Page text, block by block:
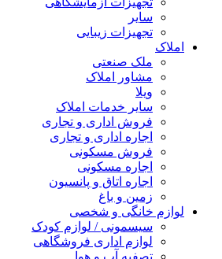
سایر
تجهیزات زیبایی
املاک
ملک صنعتی
مشاور املاک
ویلا
سایر خدمات املاک
فروش اداری و تجاری
اجاره اداری و تجاری
فروش مسکونی
اجاره مسکونی
اجاره اتاق و پانسیون
زمین و باغ
لوازم خانگی و شخصی
سیسمونی / لوازم کودک
لوازم اداری فروشگاهی